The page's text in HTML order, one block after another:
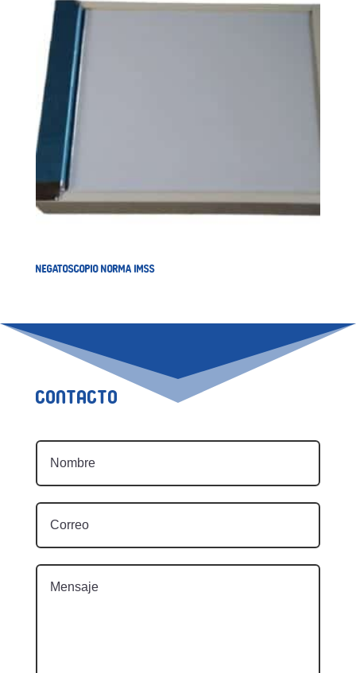
NEGATOSCOPIO NORMA IMSS
Contacto